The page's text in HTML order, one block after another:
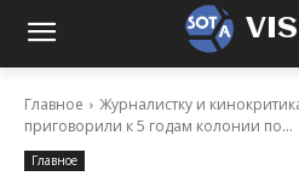
Главное
Журналистку и
приговорили к 5 годам колонии по...
Главное